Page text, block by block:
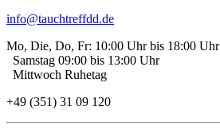
info@tauchtreffdd.de
Mo, Die, Do, Fr: 10:00 Uhr bis 18:00 Uhr
Samstag 09:00 bis 13:00 Uhr
Mittwoch Ruhetag
+49 (351) 31 09 120